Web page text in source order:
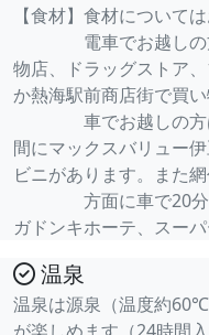
【食材】食材について
電車でお越しの方
物店、ドラッグストア
か熱海駅前商店街で買い
車でお越しの方は
間にマックスバリュー
ビニがあります。また
方面に車で20分ほ
ガドンキホーテ、スー
温泉
温泉は源泉（温度約